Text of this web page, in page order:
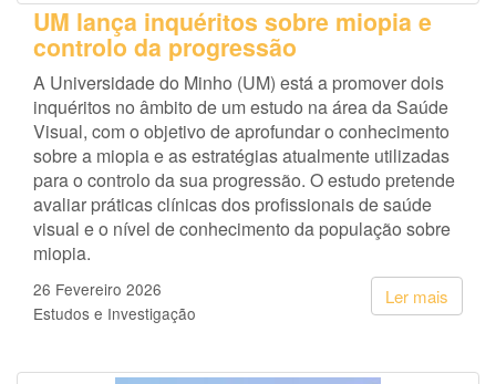
UM lança inquéritos sobre miopia e
controlo da progressão
A Universidade do Minho (UM) está a promover dois
inquéritos no âmbito de um estudo na área da Saúde
Visual, com o objetivo de aprofundar o conhecimento
sobre a miopia e as estratégias atualmente utilizadas
para o controlo da sua progressão. O estudo pretende
avaliar práticas clínicas dos profissionais de saúde
visual e o nível de conhecimento da população sobre
miopia.
Ler mais
26 Fevereiro 2026
Estudos e Investigação